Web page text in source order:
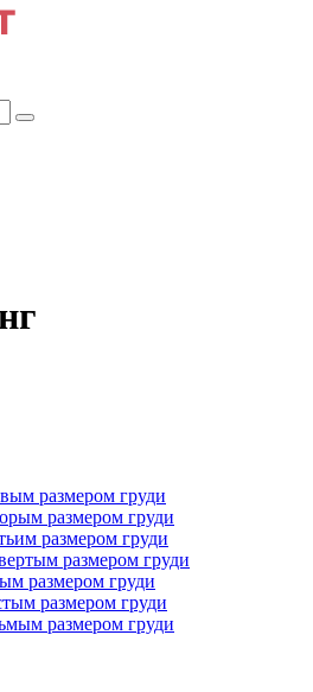
размером груди
размером груди
размером груди
размером груди
размером груди
размером груди
размером груди